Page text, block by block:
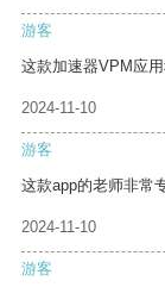
游客
这款加速器VPM应
2024-11-10
游客
这款app的老师非常
2024-11-10
游客